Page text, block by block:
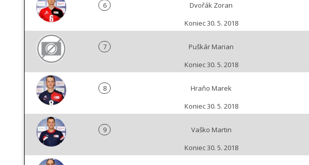
6
Dvořák Zoran
Koniec 30. 5. 2018
7
Puškár Marian
Koniec 30. 5. 2018
8
Hraňo Marek
Koniec 30. 5. 2018
9
Vaško Martin
Koniec 30. 5. 2018